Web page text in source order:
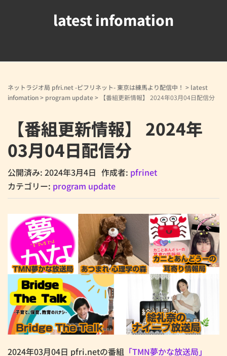
latest infomation
ネットラジオ局 pfri.net -ピフリネット- 東京は練馬より配信中！ > latest
infomation> program update> 【番組更新情報】 2024年03月04日配信分
【番組更新情報】 2024年
03月04日配信分
公開済み: 2024年3月4日 作成者: pfrinet
カテゴリー: program update
2024年03月04日 pfri.netの番組 「TMN夢かな放送局」